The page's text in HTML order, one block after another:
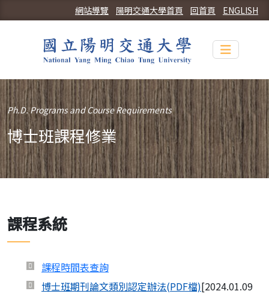
ENGLISH
回首頁
陽明交通大學首頁
網站導覽
Toggle
Ph.D. Programs and Course Requirements
博士班課程修業
課程系統
課程時間表查詢
博士班期刊論文類別認定辦法(PDF檔)[2024.01.09